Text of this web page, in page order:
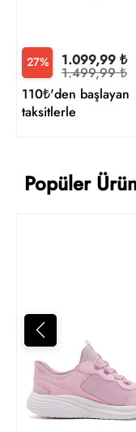
27% 1.099,99 ₺
1.499,99 ₺
110₺'den başlayan
taksitlerle
Popüler